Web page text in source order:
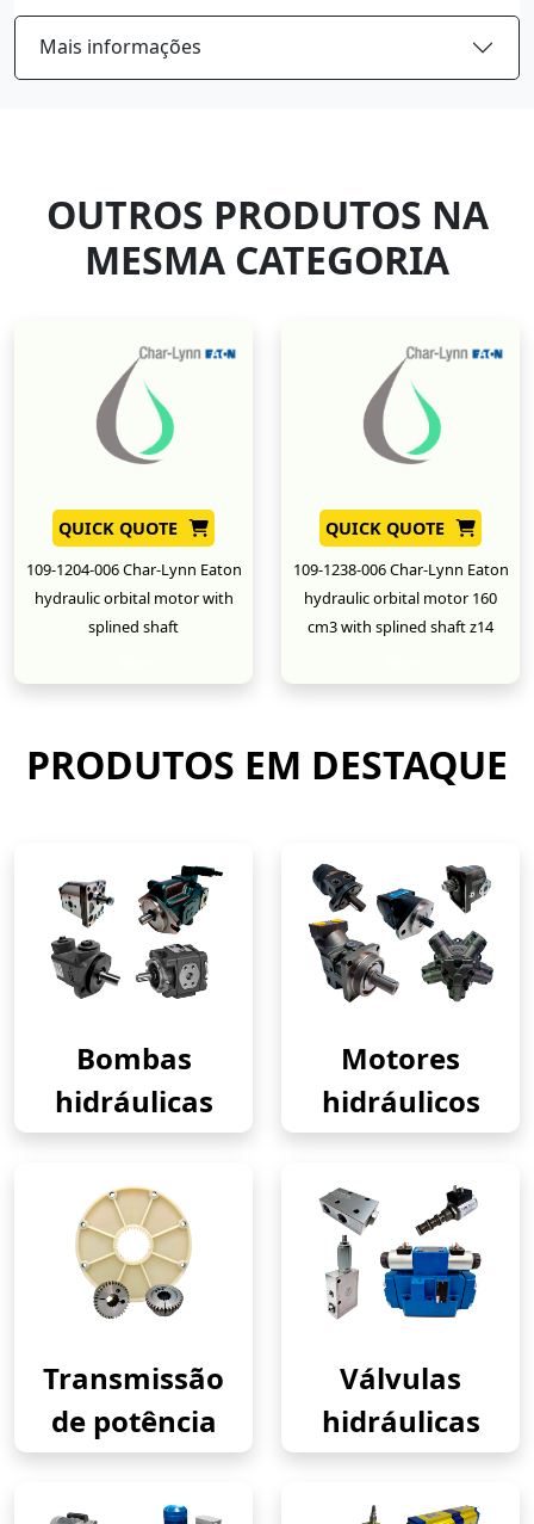
Mais informações
OUTROS PRODUTOS NA
MESMA CATEGORIA
QUICK QUOTE
109-1204-006 Char-Lynn Eaton
hydraulic orbital motor with
splined shaft
QUICK QUOTE
109-1238-006 Char-Lynn Eaton
hydraulic orbital motor 160
cm3 with splined shaft z14
PRODUTOS EM DESTAQUE
Bombas
hidráulicas
Motores
hidráulicos
Transmissão
de potência
Válvulas
hidráulicas